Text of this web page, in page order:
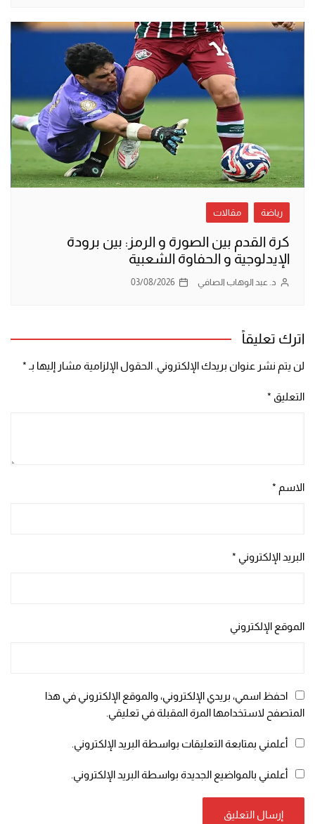
رياضة مقالات
كرة القدم بين الصورة و الرمز: بين برودة
الإيدلوجية و الحفاوة الشعبية
د. عبد الوهاب الصافي 03/08/2026
اترك تعليقاً
لن يتم نشر عنوان بريدك الإلكتروني. الحقول الإلزامية مشار إليها بـ *
التعليق *
الاسم *
البريد الإلكتروني *
الموقع الإلكتروني
احفظ اسمي، بريدي الإلكتروني، والموقع الإلكتروني في هذا
المتصفح لاستخدامها المرة المقبلة في تعليقي.
أعلمني بمتابعة التعليقات بواسطة البريد الإلكتروني.
أعلمني بالمواضيع الجديدة بواسطة البريد الإلكتروني.